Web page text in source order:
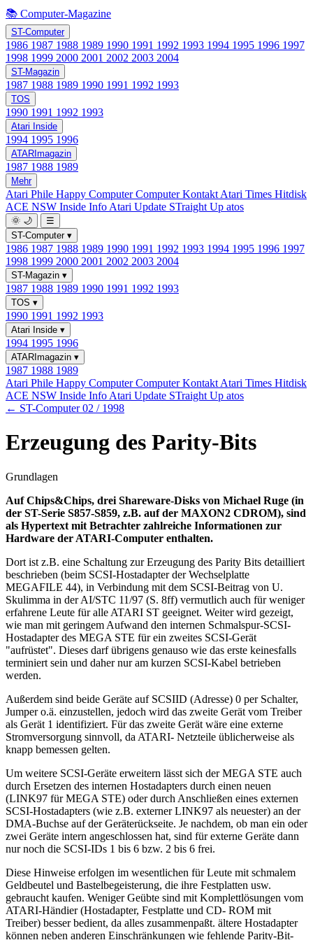
📚 Computer-Magazine
ST-Computer
1986 1987 1988 1989 1990 1991 1992 1993 1994 1995 1996 1997
1998 1999 2000 2001 2002 2003 2004
ST-Magazin
1987 1988 1989 1990 1991 1992 1993
TOS
1990 1991 1992 1993
Atari Inside
1994 1995 1996
ATARImagazin
1987 1988 1989
Mehr
Atari Phile Happy ComputerComputer Kontakt Atari Times Hitdisk
ACE NSW Inside Info Atari Update STraight Up atos
🌞 🌙
☰
ST-Computer ▾
1986 1987 1988 1989 1990 1991 1992 1993 1994 1995 1996 1997
1998 1999 2000 2001 2002 2003 2004
ST-Magazin ▾
1987 1988 1989 1990 1991 1992 1993
TOS ▾
1990 1991 1992 1993
Atari Inside ▾
1994 1995 1996
ATARImagazin ▾
1987 1988 1989
Atari Phile Happy ComputerComputer Kontakt Atari Times Hitdisk
ACE NSW Inside Info Atari Update STraight Up atos
← ST-Computer 02 / 1998
Erzeugung des Parity-Bits
Grundlagen
Auf Chips&Chips, drei Shareware-Disks von Michael Ruge (in
der ST-Serie S857-S859, z.B. auf der MAXON2 CDROM), sind
als Hypertext mit Betrachter zahlreiche Informationen zur
Hardware der ATARI-Computer enthalten.
Dort ist z.B. eine Schaltung zur Erzeugung des Parity Bits detailliert
beschrieben (beim SCSI-Hostadapter der Wechselplatte
MEGAFILE 44), in Verbindung mit dem SCSI-Beitrag von U.
Skulimma in der AI/STC 11/97 (S. 8ff) vermutlich auch für weniger
erfahrene Leute für alle ATARI ST geeignet. Weiter wird gezeigt,
wie man mit geringem Aufwand den internen Schmalspur-SCSI-
Hostadapter des MEGA STE für ein zweites SCSI-Gerät
"aufrüstet". Dieses darf übrigens genauso wie das erste keinesfalls
terminiert sein und daher nur am kurzen SCSI-Kabel betrieben
werden.
Außerdem sind beide Geräte auf SCSIID (Adresse) 0 per Schalter,
Jumper o.ä. einzustellen, jedoch wird das zweite Gerät vom Treiber
als Gerät 1 identifiziert. Für das zweite Gerät wäre eine externe
Stromversorgung sinnvoll, da ATARI- Netzteile üblicherweise als
knapp bemessen gelten.
Um weitere SCSI-Geräte erweitern lässt sich der MEGA STE auch
durch Ersetzen des internen Hostadapters durch einen neuen
(LINK97 für MEGA STE) oder durch Anschließen eines externen
SCSI-Hostadapters (wie z.B. externer LINK97 als neuester) an der
DMA-Buchse auf der Geräterückseite. Je nachdem, ob man ein oder
zwei Geräte intern angeschlossen hat, sind für externe Geräte dann
nur noch die SCSI-IDs 1 bis 6 bzw. 2 bis 6 frei.
Diese Hinweise erfolgen im wesentlichen für Leute mit schmalem
Geldbeutel und Bastelbegeisterung, die ihre Festplatten usw.
gebraucht kaufen. Weniger Geübte sind mit Komplettlösungen vom
ATARI-Händier (Hostadapter, Festplatte und CD- ROM mit
Treiber) besser bedient, da alles zusammenpaßt. ältere Hostadapter
können neben anderen Einschränkungen wie fehlende Parity-Bit-